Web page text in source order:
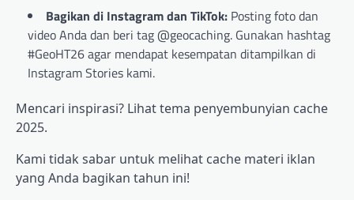
Bagikan di Instagram dan TikTok: Posting foto dan
video Anda dan beri tag @geocaching. Gunakan hashtag
#GeoHT26 agar mendapat kesempatan ditampilkan di
Instagram Stories kami.
Mencari inspirasi? Lihat tema penyembunyian cache
2025.
Kami tidak sabar untuk melihat cache materi iklan
yang Anda bagikan tahun ini!